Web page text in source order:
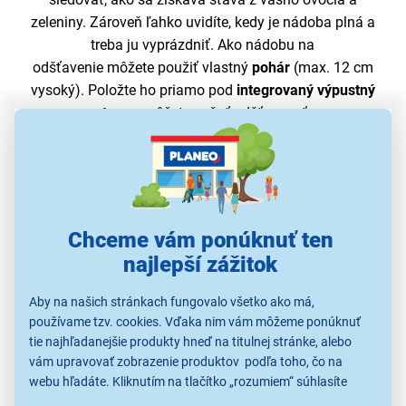
Chceme vám ponúknuť ten
najlepší zážitok
Aby na našich stránkach fungovalo všetko ako má,
používame tzv. cookies. Vďaka nim vám môžeme ponúknuť
tie najhľadanejšie produkty hneď na titulnej stránke, alebo
vám upravovať zobrazenie produktov podľa toho, čo na
webu hľadáte. Kliknutím na tlačítko „rozumiem“ súhlasíte
zeleniny. Zároveň ľahko uvidíte, kedy je nádoba plná a
treba ju vyprázdniť. Ako nádobu na
odšťavenie môžete použiť vlastný pohár (max. 12 cm
vysoký). Položte ho priamo pod integrovaný výpustný
otvora môžete začať odšťavovať.